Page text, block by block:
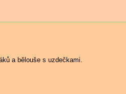
a bělouše s uzdečkami.